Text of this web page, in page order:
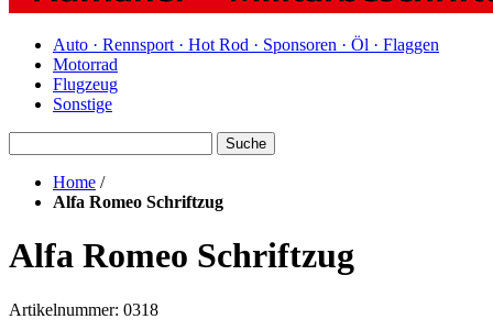
Auto · Rennsport · Hot Rod · Sponsoren · Öl · Flaggen
Motorrad
Flugzeug
Sonstige
Suche
Home /
Alfa Romeo Schriftzug
Alfa Romeo Schriftzug
Artikelnummer: 0318